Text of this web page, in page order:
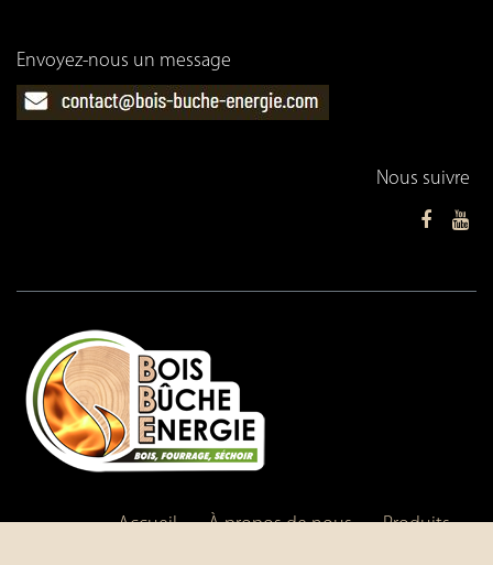
Envoyez-nous un message
Nous suivre
Accueil • À propos de nous • Produits
•